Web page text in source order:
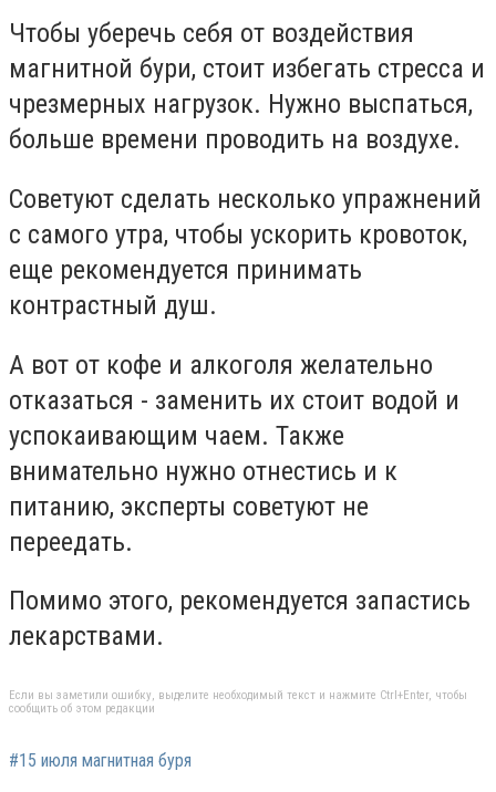
Чтобы уберечь себя от воздействия
магнитной бури, стоит избегать стресса и
чрезмерных нагрузок. Нужно выспаться,
больше времени проводить на воздухе.
Советуют сделать несколько упражнений
с самого утра, чтобы ускорить кровоток,
еще рекомендуется принимать
контрастный душ.
А вот от кофе и алкоголя желательно
отказаться - заменить их стоит водой и
успокаивающим чаем. Также
внимательно нужно отнестись и к
питанию, эксперты советуют не
переедать.
Помимо этого, рекомендуется запастись
лекарствами.
Если вы заметили ошибку, выделите необходимый текст и нажмите Ctrl+Enter, чтобы
сообщить об этом редакции
#15 июля магнитная буря